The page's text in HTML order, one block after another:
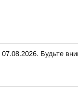
Будьте